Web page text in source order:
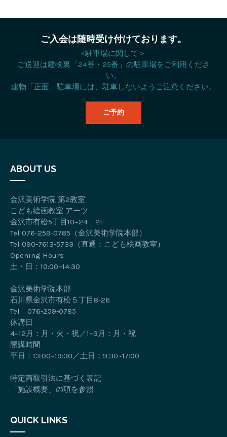
ご入会は随時受け付けております。
<駐車場に関して＞
ご送迎は建物裏「24番・25番」の駐車場をご利用くださ
い。
建物「正面」駐車場には、駐車しないようご注意ください。
ご予約
ABOUT US
金沢美術学院 第2教室
こども絵画教室 アーツ
金沢市有松5丁目10−24 2F
Tel 076-259-0785（金沢美術学院本部）
Tel 090-7613-5733（直通：こども絵画教室）
Opening Hours
土・日：10:00~14:30
金沢美術学院本部
石川県金沢市有松５丁目8-26
Tel 076-259-0785
休講日
4~12月：月・火・祝／1~3月：月・祝
開講時間
平日：13:00~19:30／土日：9:30~17:00
特定商取引法に基づく表記
「施設概要」の項を参照
QUICK LINKS